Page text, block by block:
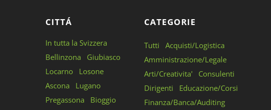
CITTÁ
In tutta la Svizzera
Bellinzona
Giubiasco
Locarno
Losone
Ascona
Lugano
Pregassona
Bioggio
CATEGORIE
Tutti
Acquisti/Logistica
Amministrazione/Legale
Arti/Creativita'
Consulenti
Dirigenti
Educazione/Corsi
Finanza/Banca/Auditing